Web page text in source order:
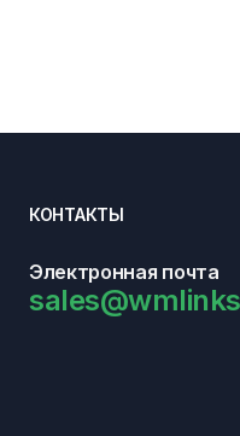
КОНТАКТЫ
Электронная почта